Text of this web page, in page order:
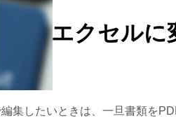
02/27
をエクセルに
集したいときは、一旦書類を